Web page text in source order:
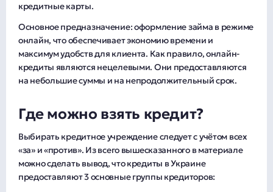
кредитные карты.
Основное предназначение: оформление займа в режиме
онлайн, что обеспечивает экономию времени и
максимум удобств для клиента. Как правило, онлайн-
кредиты являются нецелевыми. Они предоставляются
на небольшие суммы и на непродолжительный срок.
Где можно взять кредит?
Выбирать кредитное учреждение следует с учётом всех
«за» и «против». Из всего вышесказанного в материале
можно сделать вывод, что кредиты в Украине
предоставляют 3 основные группы кредиторов: